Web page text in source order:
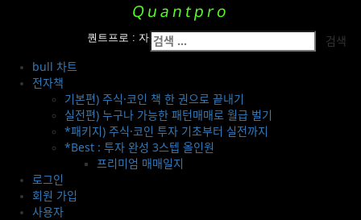
Quantpro
퀀트프로 : 자산운용팀의 투자 전략 공개
bull 차트
전자책
기본편) 주식·코인 책 한 권으로 끝내기
실전편) 누구나 가능한 패턴매매로 월급 벌기
*패키지) 주식·코인 투자 기초부터 실전까지
*Best : 투자 완성 3스텝 올인원
프리미엄 매매일지
로그인
회원 가입
사용자
검
색: